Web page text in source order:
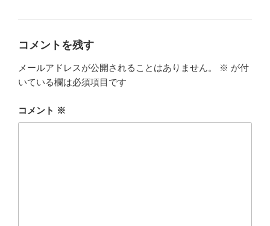
コメントを残す
メールアドレスが公開されることはありません。 ※ が付
いている欄は必須項目です
コメント ※